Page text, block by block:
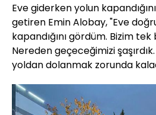
Eve giderken yolun
getiren Emin Alobay, "Eve
kapandığını gördüm. Bizim
Nereden geçeceğimizi
yoldan dolanmak zorunda